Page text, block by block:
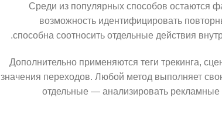
Среди из популярных способов остаются
возможность идентифицировать
способна соотносить отдельные действия
Дополнительно применяются теги трекинга,
значения переходов. Любой метод выполняет
отдельные — анализировать рекламные